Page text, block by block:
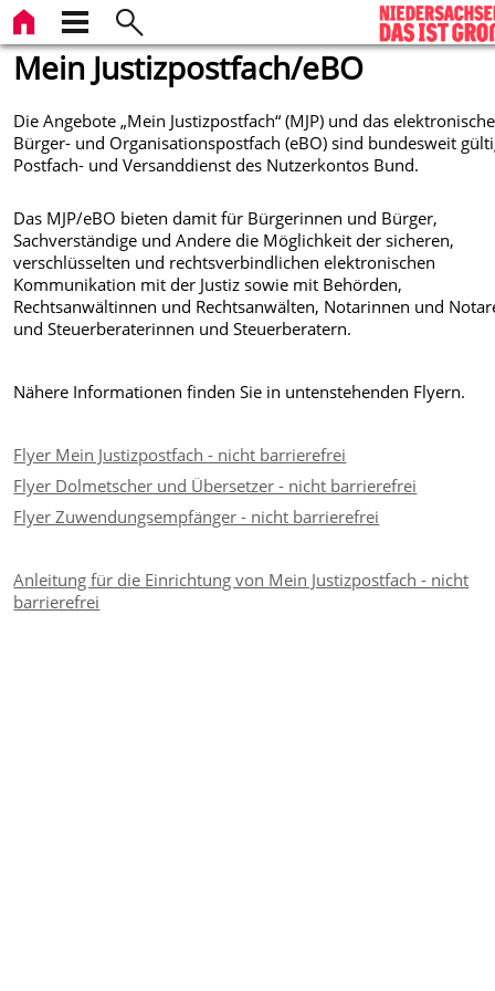
Mein Justizpostfach/eBO
Die Angebote „Mein Justizpostfach“ (MJP) und das elektronische
Bürger- und Organisationspostfach (eBO) sind bundesweit
Postfach- und Versanddienst des Nutzerkontos Bund.
Das MJP/eBO bieten damit für Bürgerinnen und Bürger,
Sachverständige und Andere die Möglichkeit der sicheren,
verschlüsselten und rechtsverbindlichen elektronischen
Kommunikation mit der Justiz sowie mit Behörden,
Rechtsanwältinnen und Rechtsanwälten, Notarinnen und
und Steuerberaterinnen und Steuerberatern.
Nähere Informationen finden Sie in untenstehenden Flyern.
Flyer Mein Justizpostfach - nicht barrierefrei
Flyer Dolmetscher und Übersetzer - nicht barrierefrei
Flyer Zuwendungsempfänger - nicht barrierefrei
Anleitung für die Einrichtung von Mein Justizpostfach - nicht
barrierefrei